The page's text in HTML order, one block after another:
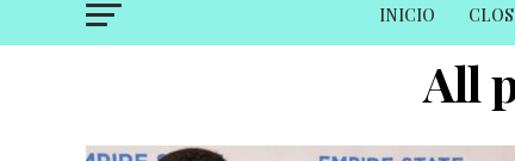
INICIO
All